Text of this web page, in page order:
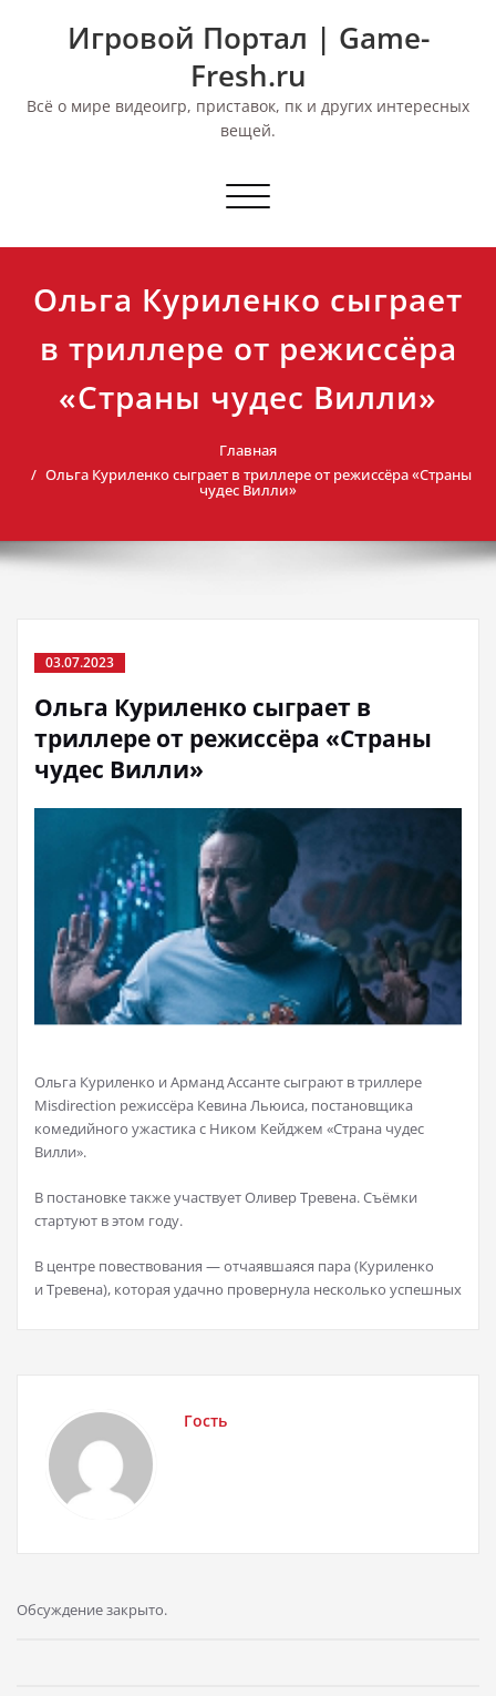
Игровой Портал | Game-
Fresh.ru
Всё о мире видеоигр, приставок, пк и других интересных
вещей.
Переключить
Ольга Куриленко сыграет
в триллере от режиссёра
«Страны чудес Вилли»
Главная
Ольга Куриленко сыграет в триллере от режиссёра «Страны
чудес Вилли»
03.07.2023
Ольга Куриленко сыграет в
триллере от режиссёра «Страны
чудес Вилли»
Ольга Куриленко и Арманд Ассанте сыграют в триллере
Misdirection режиссёра Кевина Льюиса, постановщика
комедийного ужастика с Ником Кейджем «Страна чудес
Вилли».
В постановке также участвует Оливер Тревена. Съёмки
стартуют в этом году.
В центре повествования — отчаявшаяся пара (Куриленко
и Тревена), которая удачно провернула несколько успешных
Гость
Обсуждение закрыто.